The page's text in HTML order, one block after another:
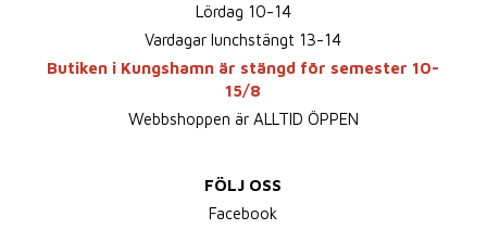
Lördag 10-14
Vardagar lunchstängt 13-14
Butiken i Kungshamn är stängd för semester 10-
15/8
Webbshoppen är ALLTID ÖPPEN
FÖLJ OSS
Facebook